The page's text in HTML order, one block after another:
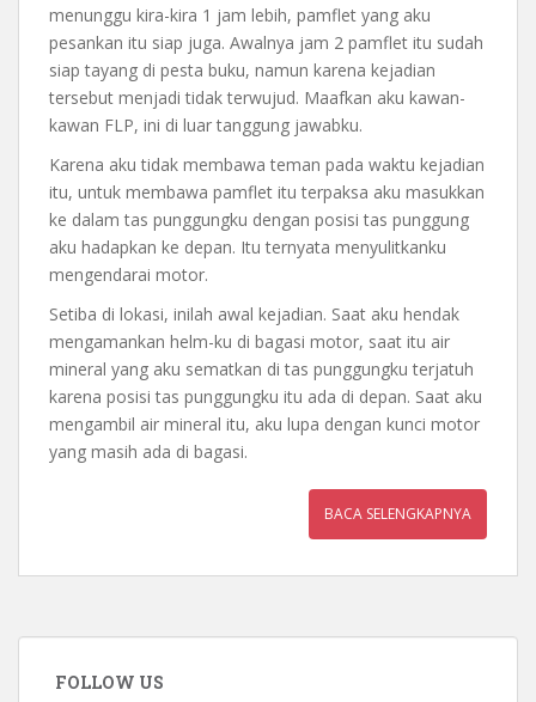
menunggu kira-kira 1 jam lebih, pamflet yang aku
pesankan itu siap juga. Awalnya jam 2 pamflet itu sudah
siap tayang di pesta buku, namun karena kejadian
tersebut menjadi tidak terwujud. Maafkan aku kawan-
kawan FLP, ini di luar tanggung jawabku.
Karena aku tidak membawa teman pada waktu kejadian
itu, untuk membawa pamflet itu terpaksa aku masukkan
ke dalam tas punggungku dengan posisi tas punggung
aku hadapkan ke depan. Itu ternyata menyulitkanku
mengendarai motor.
Setiba di lokasi, inilah awal kejadian. Saat aku hendak
mengamankan helm-ku di bagasi motor, saat itu air
mineral yang aku sematkan di tas punggungku terjatuh
karena posisi tas punggungku itu ada di depan. Saat aku
mengambil air mineral itu, aku lupa dengan kunci motor
yang masih ada di bagasi.
BACA SELENGKAPNYA
FOLLOW US